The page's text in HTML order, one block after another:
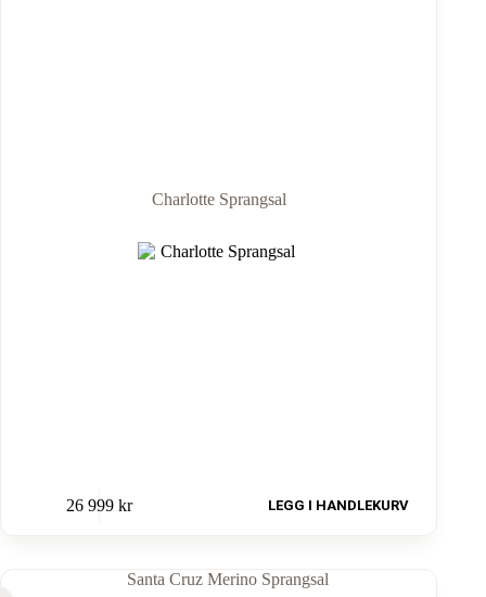
Charlotte Sprangsal
26 999 kr LEGG I HANDLEKURV